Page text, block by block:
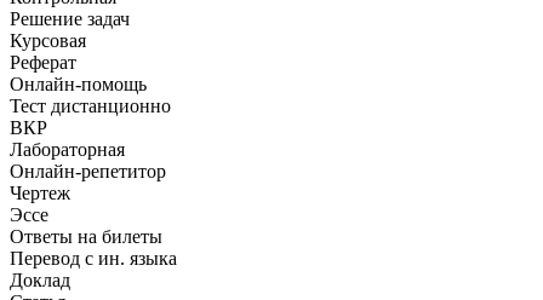
Решение задач
Курсовая
Реферат
Онлайн-помощь
Тест дистанционно
ВКР
Лабораторная
Онлайн-репетитор
Чертеж
Эссе
Ответы на билеты
Перевод с ин. языка
Доклад